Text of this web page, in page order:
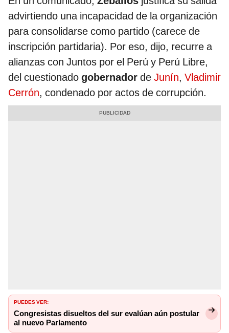
advirtiendo una incapacidad de la organización
para consolidarse como partido (carece de
inscripción partidaria). Por eso, dijo, recurre a
alianzas con Juntos por el Perú y Perú Libre,
del cuestionado gobernador de Junín, Vladimir
Cerrón, condenado por actos de corrupción.
PUEDES VER:
Congresistas disueltos del sur evalúan aún postular
al nuevo Parlamento